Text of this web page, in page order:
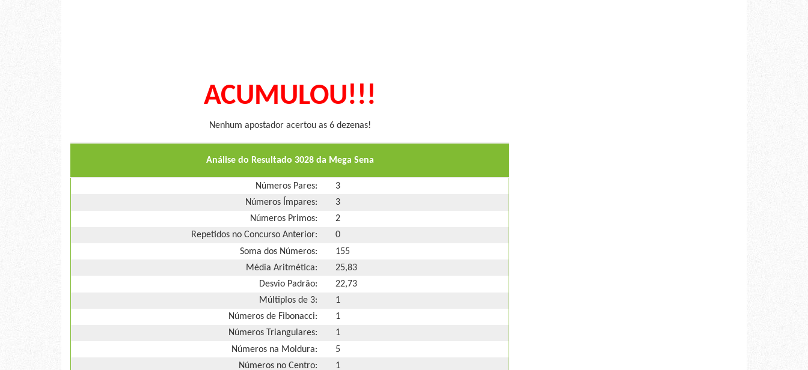
ACUMULOU!!!
Nenhum apostador acertou as 6 dezenas!
Análise do Resultado 3028 da Mega Sena
Números Pares:
3
Números Ímpares:
3
Números Primos:
2
Repetidos no Concurso Anterior:
0
Soma dos Números:
155
Média Aritmética:
25,83
Desvio Padrão:
22,73
Múltiplos de 3:
1
Números de Fibonacci:
1
Números Triangulares:
1
Números na Moldura:
5
Números no Centro:
1